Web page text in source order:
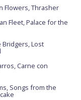
Flowers, Thrasher
Fleet, Palace for the
Bridgers, Lost
Carne con
Songs from the